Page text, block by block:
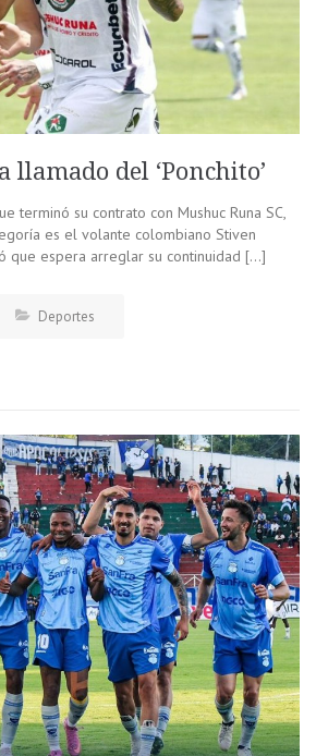
llamado del ‘Ponchito’
terminó su contrato con Mushuc Runa SC,
es el volante colombiano Stiven
que espera arreglar su continuidad […]
Deportes